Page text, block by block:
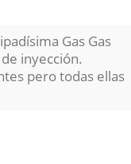
Gas Gas
inyección.
pero todas ellas